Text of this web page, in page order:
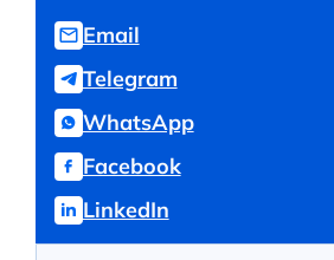
Email
Telegram
WhatsApp
Facebook
LinkedIn